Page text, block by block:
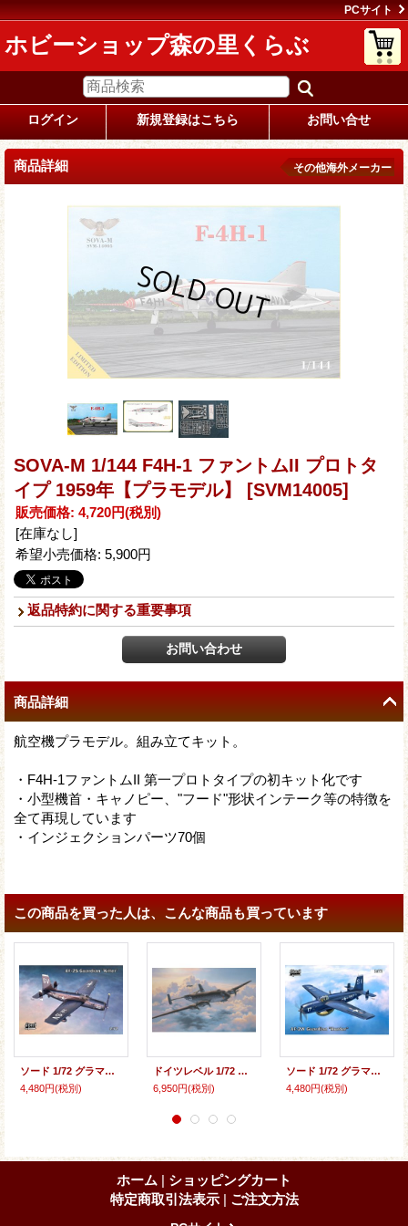
PCサイト
ホビーショップ森の里くらぶ
ログイン 新規登録はこちら お問い合せ
商品詳細 その他海外メーカー
SOVA-M 1/144 F4H-1 ファントムII プロトタ
イプ 1959年【プラモデル】 [SVM14005]
販売価格: 4,720円(税別)
[在庫なし]
希望小売価格: 5,900円
返品特約に関する重要事項
商品詳細
航空機プラモデル。組み立てキット。
・F4H-1ファントムII 第一プロトタイプの初キット化です
・小型機首・キャノピー、"フード"形状インテーク等の特徴を
全て再現しています
・インジェクションパーツ70個
この商品を買った人は、こんな商品も買っています
ソード 1/72 グラマン AF-2S ガーディアン対潜攻撃機 キラー【プラモデル】
4,480円(税別)
ドイツレベル 1/72 ユンカース Ju290A-5「シーアドラー」【プラモデル】
6,950円(税別)
ソード 1/72 グラマン AF-2W ガーディアン対潜哨戒機 ハンター【プラモデル】
4,480円(税別)
ホーム | ショッピングカート
特定商取引法表示 | ご注文方法